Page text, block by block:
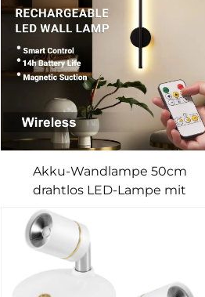
Akku-Wandlampe 50cm
drahtlos LED-Lampe mit
Fernbedienung Schlafzimmer
Nachttischlampe Dimmbare
moderne LED-Wandlampe